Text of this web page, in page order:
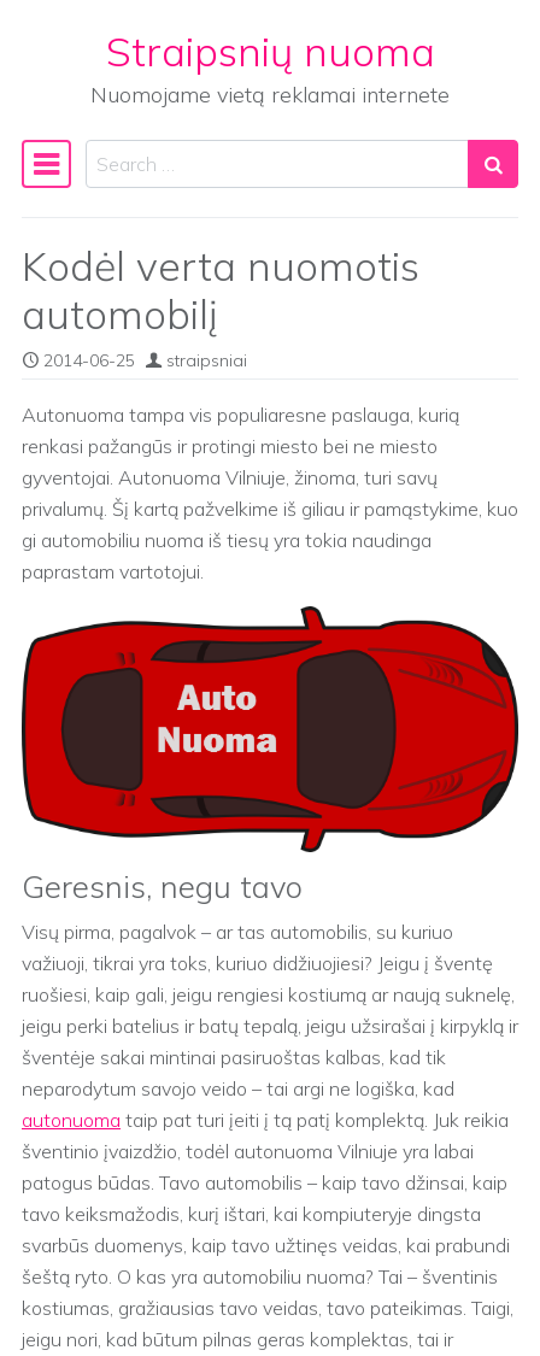
Straipsnių nuoma
Nuomojame vietą reklamai internete
Main Navigation
Search
Kodėl verta nuomotis
automobilį
2014-06-25 straipsniai
Autonuoma tampa vis populiaresne paslauga, kurią
renkasi pažangūs ir protingi miesto bei ne miesto
gyventojai. Autonuoma Vilniuje, žinoma, turi savų
privalumų. Šį kartą pažvelkime iš giliau ir pamąstykime, kuo
gi automobiliu nuoma iš tiesų yra tokia naudinga
paprastam vartotojui.
Geresnis, negu tavo
Visų pirma, pagalvok – ar tas automobilis, su kuriuo
važiuoji, tikrai yra toks, kuriuo didžiuojiesi? Jeigu į šventę
ruošiesi, kaip gali, jeigu rengiesi kostiumą ar naują suknelę,
jeigu perki batelius ir batų tepalą, jeigu užsirašai į kirpyklą ir
šventėje sakai mintinai pasiruoštas kalbas, kad tik
neparodytum savojo veido – tai argi ne logiška, kad
autonuoma taip pat turi įeiti į tą patį komplektą. Juk reikia
šventinio įvaizdžio, todėl autonuoma Vilniuje yra labai
patogus būdas. Tavo automobilis – kaip tavo džinsai, kaip
tavo keiksmažodis, kurį ištari, kai kompiuteryje dingsta
svarbūs duomenys, kaip tavo užtinęs veidas, kai prabundi
šeštą ryto. O kas yra automobiliu nuoma? Tai – šventinis
kostiumas, gražiausias tavo veidas, tavo pateikimas. Taigi,
jeigu nori, kad būtum pilnas geras komplektas, tai ir